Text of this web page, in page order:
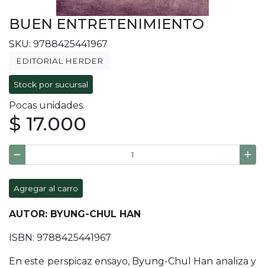
BUEN ENTRETENIMIENTO
SKU: 9788425441967
EDITORIAL HERDER
Stock por sucursal
Pocas unidades.
$ 17.000
Agregar al carro
AUTOR: BYUNG-CHUL HAN
ISBN: 9788425441967
En este perspicaz ensayo, Byung-Chul Han analiza y